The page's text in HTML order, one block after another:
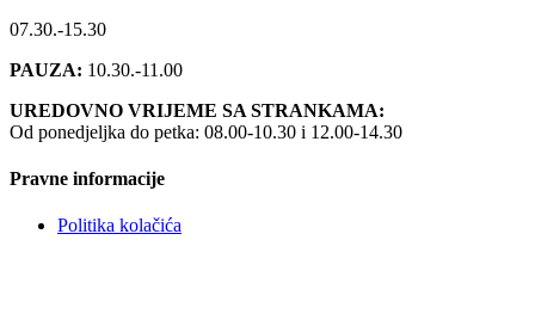
07.30.-15.30
PAUZA: 10.30.-11.00
UREDOVNO VRIJEME SA STRANKAMA:
Od ponedjeljka do petka: 08.00-10.30 i 12.00-14.30
Pravne informacije
Politika kolačića